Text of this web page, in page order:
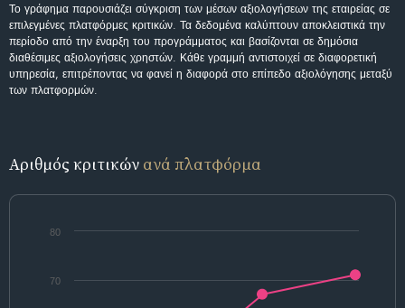
Το γράφημα παρουσιάζει σύγκριση των μέσων αξιολογήσεων της εταιρείας σε
επιλεγμένες πλατφόρμες κριτικών. Τα δεδομένα καλύπτουν αποκλειστικά την
περίοδο από την έναρξη του προγράμματος και βασίζονται σε δημόσια
διαθέσιμες αξιολογήσεις χρηστών. Κάθε γραμμή αντιστοιχεί σε διαφορετική
υπηρεσία, επιτρέποντας να φανεί η διαφορά στο επίπεδο αξιολόγησης μεταξύ
των πλατφορμών.
Αριθμός κριτικών ανά πλατφόρμα
70
80